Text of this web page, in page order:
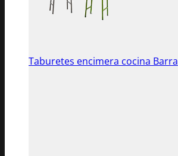
Taburetes encimera cocina Barra